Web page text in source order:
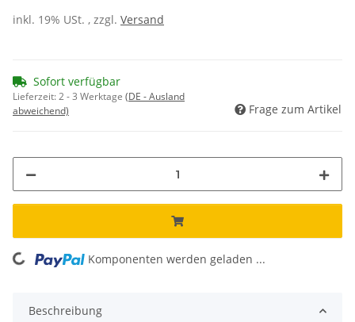
inkl. 19% USt. , zzgl. Versand
Sofort verfügbar
Lieferzeit:2 - 3 Werktage (DE - Ausland
abweichend)
Frage zum Artikel
Loading... Komponenten werden geladen ...
Beschreibung